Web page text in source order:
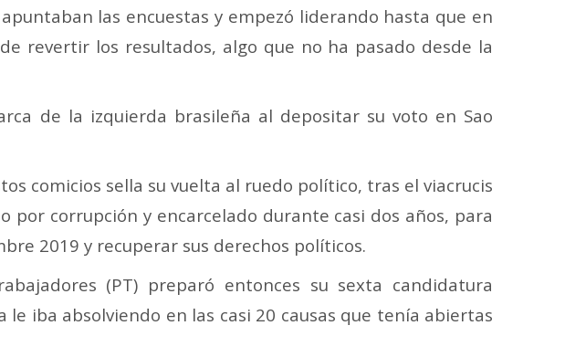
las encuestas y empezó liderando hasta que en
revertir los resultados, algo que no ha pasado desde la
de la izquierda brasileña al depositar su voto en Sao
comicios sella su vuelta al ruedo político, tras el viacrucis
por corrupción y encarcelado durante casi dos años, para
2019 y recuperar sus derechos políticos.
(PT) preparó entonces su sexta candidatura
iba absolviendo en las casi 20 causas que tenía abiertas